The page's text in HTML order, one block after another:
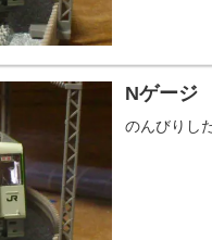
Nゲージ
のんびりし